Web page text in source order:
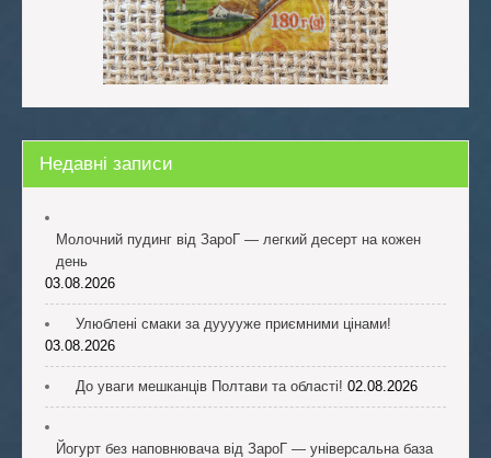
Недавні записи
Молочний пудинг від ЗароГ — легкий десерт на кожен
день
03.08.2026
Улюблені смаки за дууууже приємними цінами!
03.08.2026
До уваги мешканців Полтави та області! 02.08.2026
Йогурт без наповнювача від ЗароГ — універсальна база